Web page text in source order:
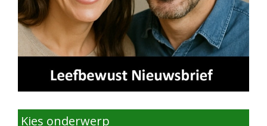
Kies onderwerp